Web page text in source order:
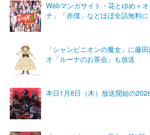
Webマンガサイト・花とゆめ＋
ナ」「赤僕」などほぼ全話無料に
「シャンピニオンの魔女」に藤
オ「ルーナのお茶会」も放送
本日1月8日（木）放送開始の